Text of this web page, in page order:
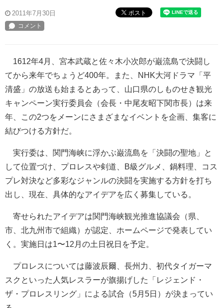
2011年7月30日 ポスト
1612年4月、宮本武蔵と佐々木小次郎が巌流島で決闘し
てから来年でちょうど400年。また、NHK大河ドラマ「平
清盛」の放送も始まるとあって、山口県のしものせき観光
キャンペーン実行委員会（会長・中尾友昭下関市長）は来
年、この2つをメーンにさまざまなイベントを企画、集客に
結びつける方針だ。
実行委は、関門海峡に浮かぶ巌流島を「決闘の聖地」と
して位置づけ、プロレスや剣道、B級グルメ、鍋料理、コス
プレ対決など多彩なジャンルの決闘を実施する方針を打ち
出し、現在、具体的なアイデアを広く募集している。
寄せられたアイデアは関門海峡観光推進協議会（県、
市、北九州市で組織）が認定、ホームページで発表してい
く。実施日は1〜12月の土日祝日を予定。
プロレスについては藤波辰爾、長州力、初代タイガーマ
スクといった人気レスラーが旗揚げした「レジェンド・
ザ・プロレスリング」による試合（5月5日）が決まってい